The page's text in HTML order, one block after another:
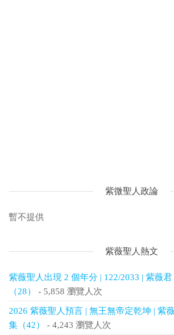
紫微聖人政論
暫不提供
紫薇聖人熱文
紫薇聖人出現 2 個年分 | 122/2033 | 紫薇
（28）
- 5,858 瀏覽人次
2026 紫薇聖人預言 | 無王無帝定乾坤 | 紫
集（42）
- 4,243 瀏覽人次